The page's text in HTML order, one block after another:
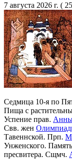
7 августа 2026 г. (
Седмица 10-я по
Пища с
Успение прав.
Свв. жен
Тавеннской. Прп.
Унженского. Память
пресвитера. Сщмч.